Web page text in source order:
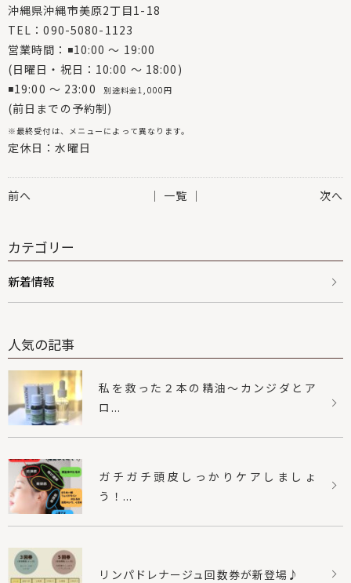
沖縄県沖縄市美原2丁目1-18
TEL：090-5080-1123
営業時間：◾10:00 〜 19:00
(日曜日・祝日：10:00 〜 18:00)
◾19:00 〜 23:00
別途料金1,000円
(前日までの予約制)
※最終受付は、メニューによって異なります。
定休日：水曜日
前へ 次へ
│ 一覧 │
カテゴリー
新着情報
人気の記事
私を救った２本の精油〜カンジダとア
ロ...
ガチガチ頭皮しっかりケアしましょ
う！...
リンパドレナージュ回数券が新登場♪